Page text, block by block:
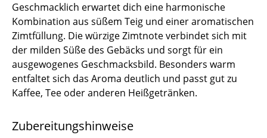
Geschmacklich erwartet dich eine harmonische
Kombination aus süßem Teig und einer aromatischen
Zimtfüllung. Die würzige Zimtnote verbindet sich mit
der milden Süße des Gebäcks und sorgt für ein
ausgewogenes Geschmacksbild. Besonders warm
entfaltet sich das Aroma deutlich und passt gut zu
Kaffee, Tee oder anderen Heißgetränken.
Zubereitungshinweise